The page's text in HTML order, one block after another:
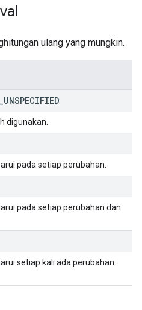
ulang yang mungkin.
UNSPECIFIED
digunakan.
pada setiap perubahan.
pada setiap perubahan dan
setiap kali ada perubahan